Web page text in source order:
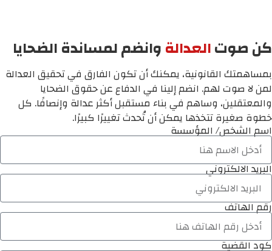
كن صوتالعدالةوانضم لمساندة الضحايا
بمساهمتك القانونية، يمكنك أن تكون الفارق في تحقيق العدالة
لمن لا صوت لهم. انضم إلينا في الدفاع عن حقوق الضحايا
والمعتقلين، وساهم في بناء مستقبل أكثر عدالة وإنصافًا. كل
خطوة صغيرة تتخذها يمكن أن تُحدث تغييرًا كبيرًا.
اسم الشخص/ المؤسسة
البريد الالكتروني
رقم الهاتف
كود القضية